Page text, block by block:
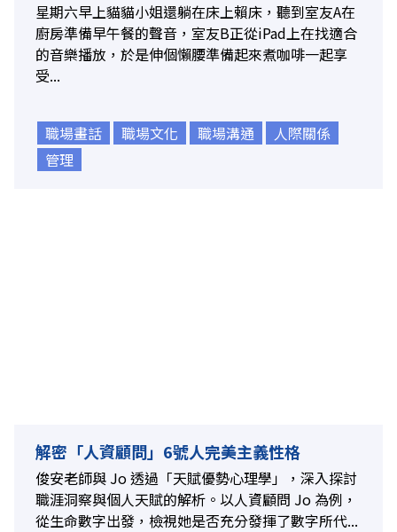
星期六早上貓貓小姐還躺在床上賴床，聽到室友A在
廚房準備早午餐的聲音，室友B正從iPad上在找適合
的音樂播放，於是伸個懶腰準備起來煮咖啡一起享
受...
職場畫話 職場文化 職場溝通
人際關係
管理
解密「人資顧問」6號人完美主義性格
俊安老師與 Jo 透過「天賦優勢心理學」，深入探討
職涯洞察與個人天賦的解析。以人資顧問 Jo 為例，
從生命數字出發，檢視她是否充分發揮了數字所代...